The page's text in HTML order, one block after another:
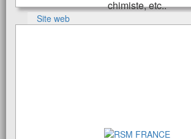
chimiste, etc..
Site web